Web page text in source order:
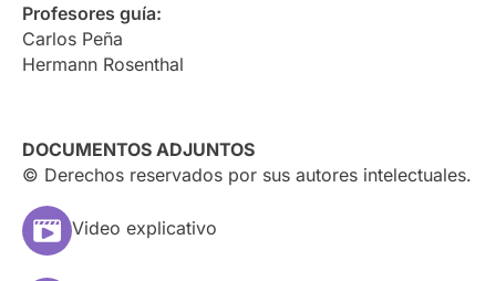
Profesores guía:
Carlos Peña
Hermann Rosenthal
DOCUMENTOS ADJUNTOS
© Derechos reservados por sus autores intelectuales.
Video explicativo